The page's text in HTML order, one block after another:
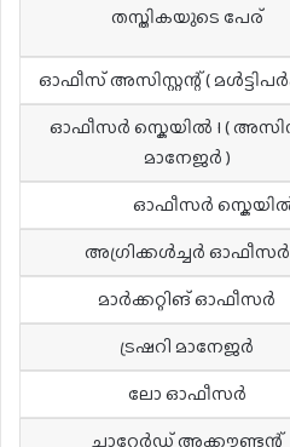
തസ്തികയുടെ പേര്
ഓഫീസ് അസിസ്റ്റന്റ് (
ഓഫീസർ സ്കെയിൽ I (
മാനേജർ )
ഓഫീസർ സ്കെയിൽ
അഗ്രിക്കൾച്ചർ ഓഫീസർ
മാർക്കറ്റിങ് ഓഫീസർ
ട്രഷറി മാനേജർ
ലോ ഓഫീസർ
ചാറ്റേർഡ് അക്കൗണ്ടന്റ്